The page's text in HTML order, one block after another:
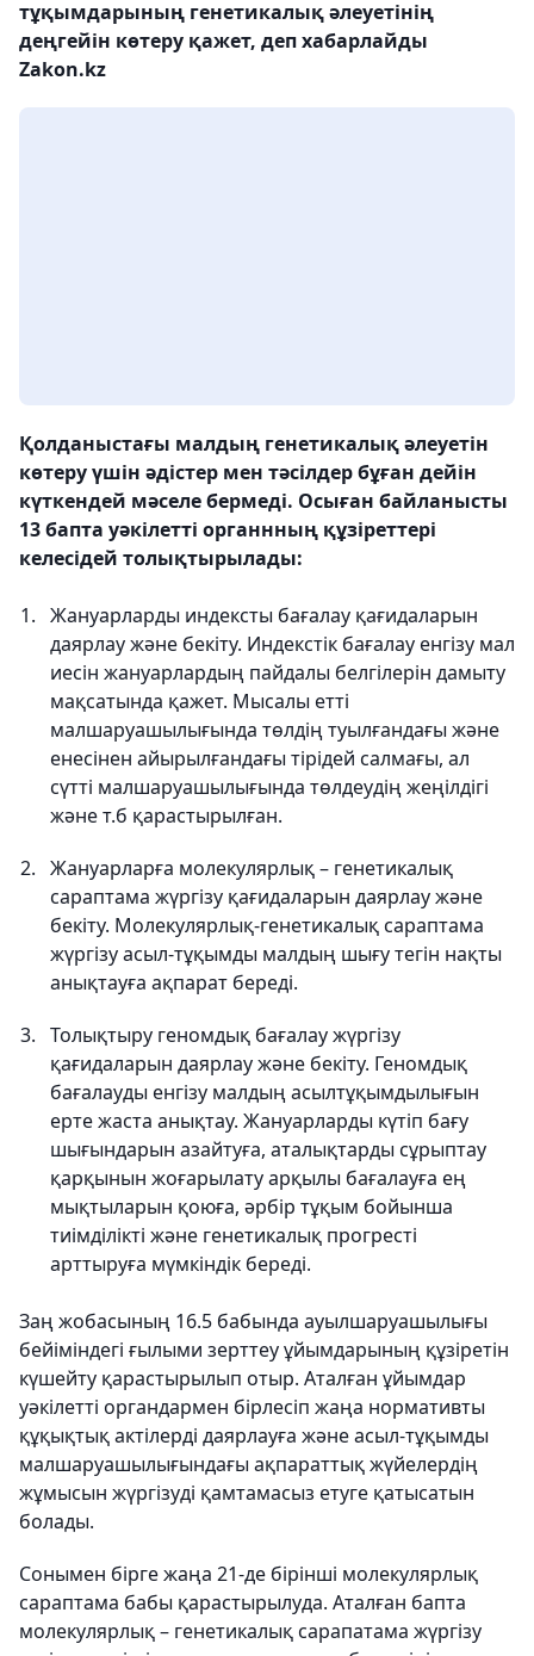
тұқымдарының генетикалық әлеуетінің
деңгейін көтеру қажет, деп хабарлайды
Zakon.kz
Қолданыстағы малдың генетикалық әлеуетін
көтеру үшін әдістер мен тәсілдер бұған дейін
күткендей мәселе бермеді. Осыған байланысты
13 бапта уәкілетті органнның құзіреттері
келесідей толықтырылады:
Жануарларды индексты бағалау қағидаларын
даярлау және бекіту. Индекстік бағалау енгізу мал
иесін жануарлардың пайдалы белгілерін дамыту
мақсатында қажет. Мысалы етті
малшаруашылығында төлдің туылғандағы және
енесінен айырылғандағы тірідей салмағы, ал
сүтті малшаруашылығында төлдеудің жеңілдігі
және т.б қарастырылған.
Жануарларға молекулярлық – генетикалық
сараптама жүргізу қағидаларын даярлау және
бекіту. Молекулярлық-генетикалық сараптама
жүргізу асыл-тұқымды малдың шығу тегін нақты
анықтауға ақпарат береді.
Толықтыру геномдық бағалау жүргізу
қағидаларын даярлау және бекіту. Геномдық
бағалауды енгізу малдың асылтұқымдылығын
ерте жаста анықтау. Жануарларды күтіп бағу
шығындарын азайтуға, аталықтарды сұрыптау
қарқынын жоғарылату арқылы бағалауға ең
мықтыларын қоюға, әрбір тұқым бойынша
тиімділікті және генетикалық прогресті
арттыруға мүмкіндік береді.
Заң жобасының 16.5 бабында ауылшаруашылығы
бейіміндегі ғылыми зерттеу ұйымдарының құзіретін
күшейту қарастырылып отыр. Аталған ұйымдар
уәкілетті органдармен бірлесіп жаңа нормативты
құқықтық актілерді даярлауға және асыл-тұқымды
малшаруашылығындағы ақпараттық жүйелердің
жұмысын жүргізуді қамтамасыз етуге қатысатын
болады.
Сонымен бірге жаңа 21-де бірінші молекулярлық
сараптама бабы қарастырылуда. Аталған бапта
молекулярлық – генетикалық сарапатама жүргізу